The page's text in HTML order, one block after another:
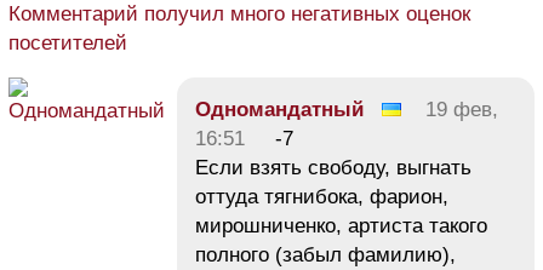
Комментарий получил много негативных оценок
посетителей
Одномандатный
19 фев,
16:51
-7
Если взять свободу, выгнать
оттуда тягнибока, фарион,
мирошниченко, артиста такого
полного (забыл фамилию),